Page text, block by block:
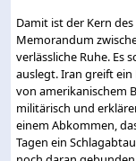
Damit ist der Kern
Memorandum
verlässliche Ruhe. Es
auslegt. Iran greift
von amerikanischem
militärisch und
einem Abkommen,
Tagen ein